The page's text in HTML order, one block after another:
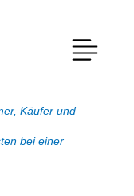
Käufer und
bei einer